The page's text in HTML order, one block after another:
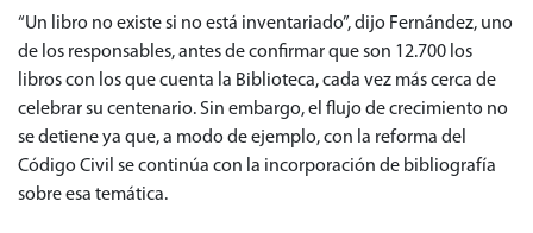
“Un libro no existe si no está inventariado”, dijo Fernández, uno
de los responsables, antes de confirmar que son 12.700 los
libros con los que cuenta la Biblioteca, cada vez más cerca de
celebrar su centenario. Sin embargo, el flujo de crecimiento no
se detiene ya que, a modo de ejemplo, con la reforma del
Código Civil se continúa con la incorporación de bibliografía
sobre esa temática.